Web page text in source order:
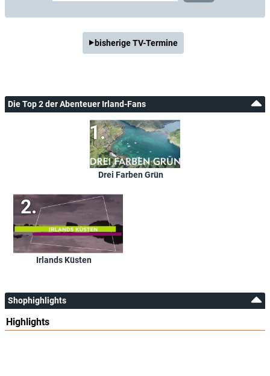
bisherige TV-Termine
Die Top 2 der Abenteuer Irland-Fans
Drei Farben Grün
Irlands Küsten
Shophighlights
Highlights